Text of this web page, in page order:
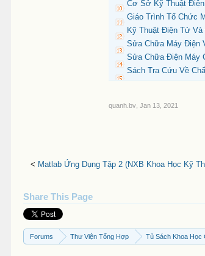
Cơ Sở Kỹ Thuật
Giáo Trình Tổ Chức
Kỹ Thuật Điện Tử Và
Sửa Chữa Máy Điện
Sửa Chữa Điện Máy
Sách Tra Cứu Về
quanh.bv Jan 13, 2021
< Matlab Ứng Dụng Tập 2 (NXB Khoa Học Kỹ
Share This Page
Forums Thư Viện Tổng Hợp Tủ Sách Khoa Học